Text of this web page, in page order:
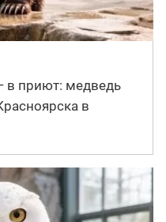
в приют: медведь
в